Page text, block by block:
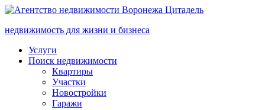
недвижимость для жизни и бизнеса
Услуги
Поиск недвижимости
Квартиры
Участки
Новостройки
Гаражи